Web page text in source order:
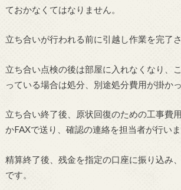
ておかなくてはなりません。
立ち合いが行われる前に引越し作業を完了
立ち合い点検の後は部屋に入れなくなり、
っている場合は処分、別途処分費用が掛か
立ち合い終了後、原状回復のための工事費
かFAXで送り、確認の連絡を担当者が行いま
精算終了後、残金を指定の口座に振り込み
です。